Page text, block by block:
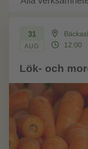
31
AUG
12:00
Lök- och